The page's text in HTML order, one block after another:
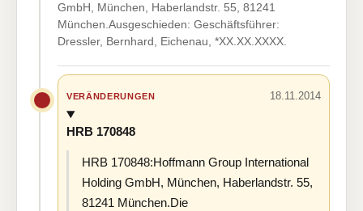
GmbH, München, Haberlandstr. 55, 81241
München.Ausgeschieden: Geschäftsführer:
Dressler, Bernhard, Eichenau, *XX.XX.XXXX.
VERÄNDERUNGEN 18.11.2014
HRB 170848
HRB 170848:Hoffmann Group International
Holding GmbH, München, Haberlandstr. 55,
81241 München.Die